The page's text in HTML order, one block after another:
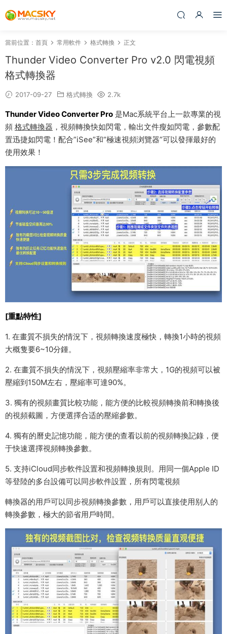
當前位置： 首頁 常用軟件 格式轉換 正文
Thunder Video Converter Pro v2.0 閃電視頻
格式轉換器
2017-09-27 格式轉換 2.7k
Thunder Video Converter Pro 是Mac系統平台上一款專業的視
頻 格式轉換器 ，視頻轉換快如閃電，輸出文件瘦如閃電，參數配
置迅捷如閃電！配合”iSee”和“極速視頻浏覽器”可以發揮最好的
使用效果！
[重點特性]
1. 在畫質不損失的情況下，視頻轉換速度極快，轉換1小時的視頻
大概隻要6~10分鍾。
2. 在畫質不損失的情況下，視頻壓縮率非常大，1G的視頻可以被
壓縮到150M左右，壓縮率可達90%。
3. 獨有的視頻畫質比較功能，能方便的比較視頻轉換前和轉換後
的視頻截圖，方便選擇合适的壓縮參數。
4. 獨有的曆史記憶功能，能方便的查看以前的視頻轉換記錄，便
于快速選擇視頻轉換參數。
5. 支持iCloud同步軟件設置和視頻轉換規則。用同一個Apple ID
等登陸的多台設備可以同步軟件設置，所有閃電視頻
轉換器的用戶可以同步視頻轉換參數，用戶可以直接使用别人的
轉換參數，極大的節省用戶時間。